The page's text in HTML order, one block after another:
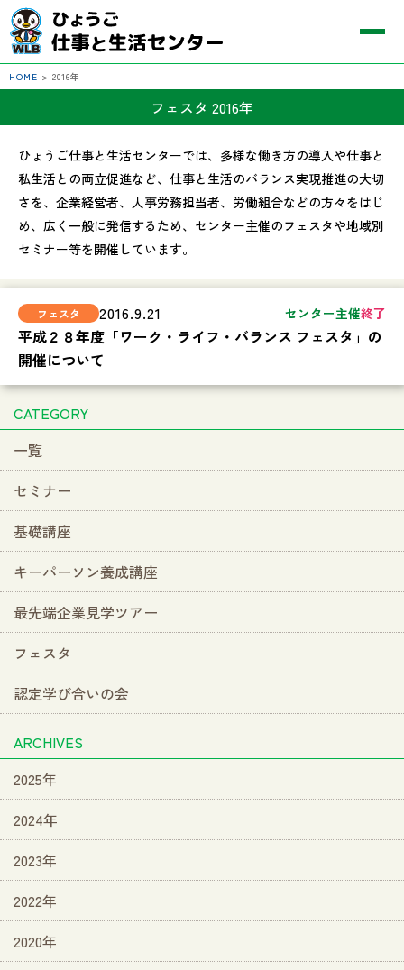
HOME > 2016年
フェスタ 2016年
ひょうご仕事と生活センターでは、多様な働き方の導入や仕事と
私生活との両立促進など、仕事と生活のバランス実現推進の大切
さを、企業経営者、人事労務担当者、労働組合などの方々をはじ
め、広く一般に発信するため、センター主催のフェスタや地域別
セミナー等を開催しています。
2016.9.21 センター主催終了
平成２８年度「ワーク・ライフ・バランス フェスタ」の
開催について
CATEGORY
一覧
セミナー
基礎講座
キーパーソン養成講座
最先端企業見学ツアー
フェスタ
認定学び合いの会
ARCHIVES
2025年
2024年
2023年
2022年
2020年